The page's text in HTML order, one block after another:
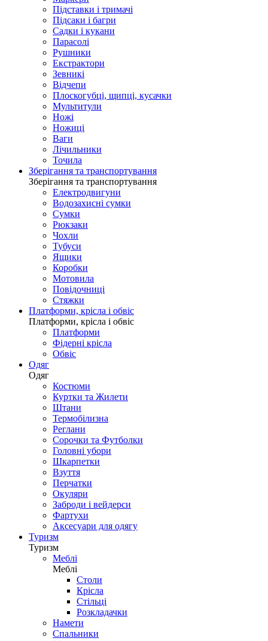
Підставки і тримачі
Підсаки і багри
Садки і кукани
Парасолі
Рушники
Екстрактори
Зевникі
Відчепи
Плоскогубці, щипці, кусачки
Мультитули
Ножі
Ножиці
Ваги
Лічильники
Точила
Зберігання та транспортування
Зберігання та транспортування
Електродвигуни
Водозахисні сумки
Сумки
Рюкзаки
Чохли
Тубуси
Ящики
Коробки
Мотовила
Повідочниці
Стяжки
Платформи, крісла і обвіс
Платформи, крісла і обвіс
Платформи
Фідерні крісла
Обвіс
Одяг
Одяг
Костюми
Куртки та Жилети
Штани
Термобілизна
Реглани
Сорочки та Футболки
Головні убори
Шкарпетки
Взуття
Перчатки
Окуляри
Заброди і вейдерси
Фартухи
Аксесуари для одягу
Туризм
Туризм
Меблі
Меблі
Столи
Крісла
Стільці
Розкладачки
Намети
Спальники